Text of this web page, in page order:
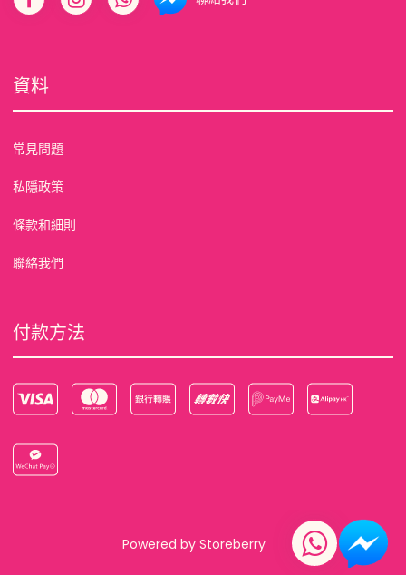
資料
常見問題
私隱政策
條款和細則
聯絡我們
付款方法
Powered by Storeberry